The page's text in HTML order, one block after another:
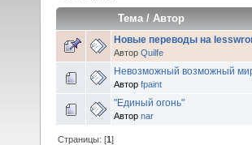
Тема /Автор
Новые переводы на
Автор Quilfe
Невозможный возможный
Автор fpaint
"Единый огонь"
Автор nar
Страницы: [1]